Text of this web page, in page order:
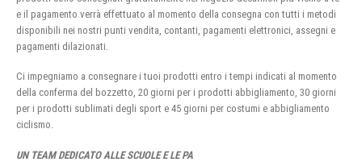
e il pagamento verrà effettuato al momento della consegna con tutti i metodi
disponibili nei nostri punti vendita, contanti, pagamenti elettronici, assegni e
pagamenti dilazionati.
Ci impegniamo a consegnare i tuoi prodotti entro i tempi indicati al momento
della conferma del bozzetto, 20 giorni per i prodotti abbigliamento, 30 giorni
per i prodotti sublimati degli sport e 45 giorni per costumi e abbigliamento
ciclismo.
UN TEAM DEDICATO ALLE SCUOLE E LE PA